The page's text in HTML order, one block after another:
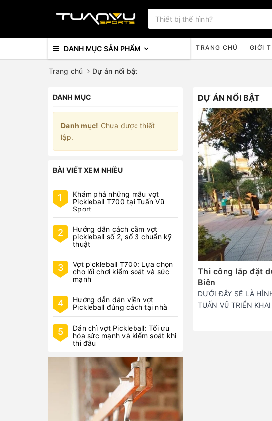
DANH MỤC SẢN PHẨM TRANG CHỦ GIỚI
Trang chủ Dự án nổi bật
DỰ ÁN NỔI BẬT
Thi công lắp đặt
Biên
DƯỚI ĐÂY SẼ LÀ
TUẤN VŨ TRIỂN
DANH MỤC
Danh mục! Chưa được thiết
lập.
BÀI VIẾT XEM NHIỀU
1
Khám phá những mẫu vợt
Pickleball T700 tại Tuấn Vũ
Sport
2
Hướng dẫn cách cầm vợt
pickleball số 2, số 3 chuẩn kỹ
thuật
3
Vợt pickleball T700: Lựa chọn
cho lối chơi kiểm soát và sức
mạnh
4
Hướng dẫn dán viền vợt
Pickleball đúng cách tại nhà
5
Dán chì vợt Pickleball: Tối ưu
hóa sức mạnh và kiểm soát khi
thi đấu